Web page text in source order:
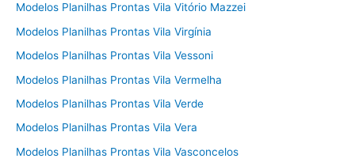
Modelos Planilhas Prontas Vila Vitório Mazzei
Modelos Planilhas Prontas Vila Virgínia
Modelos Planilhas Prontas Vila Vessoni
Modelos Planilhas Prontas Vila Vermelha
Modelos Planilhas Prontas Vila Verde
Modelos Planilhas Prontas Vila Vera
Modelos Planilhas Prontas Vila Vasconcelos